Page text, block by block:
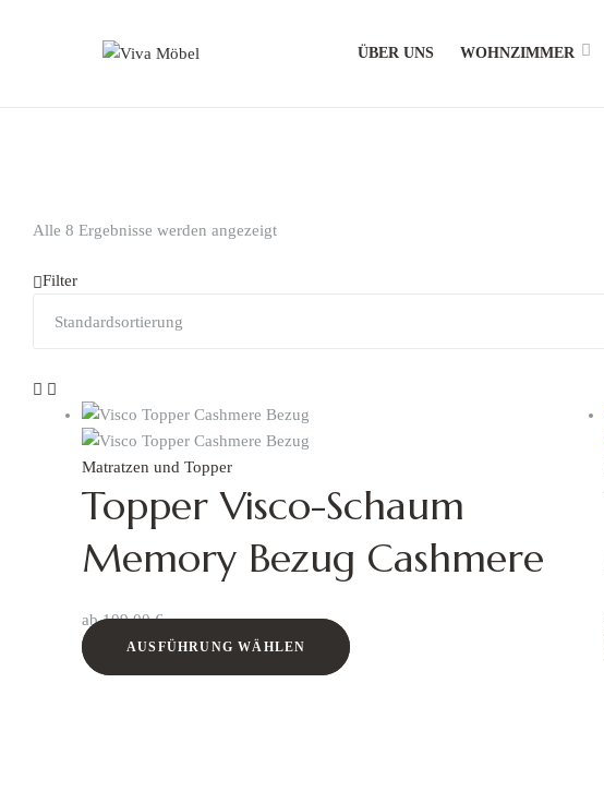
stilvolle
ÜBER UNS WOHNZIMMER
Alle 8 Ergebnisse werden angezeigt
Filter
Matratzen und Topper
Topper Visco-Schaum
Memory Bezug Cashmere
ab109,00€
AUSFÜHRUNG WÄHLEN